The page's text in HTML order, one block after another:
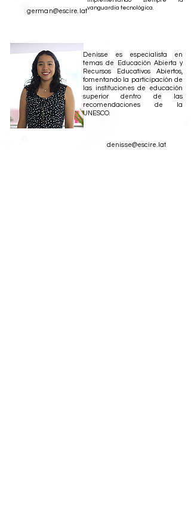
vanguardia tecnológica.
german@escire.lat
Denisse es especialista en
temas de Educación Abierta y
Recursos Educativos Abiertos,
fomentando la participación de
las instituciones de educación
superior dentro de las
recomendaciones de la
UNESCO.
denisse@escire.lat